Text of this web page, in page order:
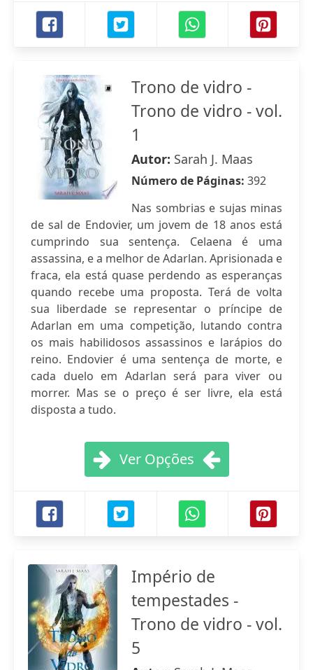
Trono de vidro -
Trono de vidro - vol.
1
Autor: Sarah J. Maas
Número de Páginas: 392
Nas sombrias e sujas minas
de sal de Endovier, um jovem de 18 anos está
cumprindo sua sentença. Celaena é uma
assassina, e a melhor de Adarlan. Aprisionada e
fraca, ela está quase perdendo as esperanças
quando recebe uma proposta. Terá de volta
sua liberdade se representar o príncipe de
Adarlan em uma competição, lutando contra
os mais habilidosos assassinos e larápios do
reino. Endovier é uma sentença de morte, e
cada duelo em Adarlan será para viver ou
morrer. Mas se o preço é ser livre, ela está
disposta a tudo.
Ver Opções
Império de
tempestades -
Trono de vidro - vol.
5